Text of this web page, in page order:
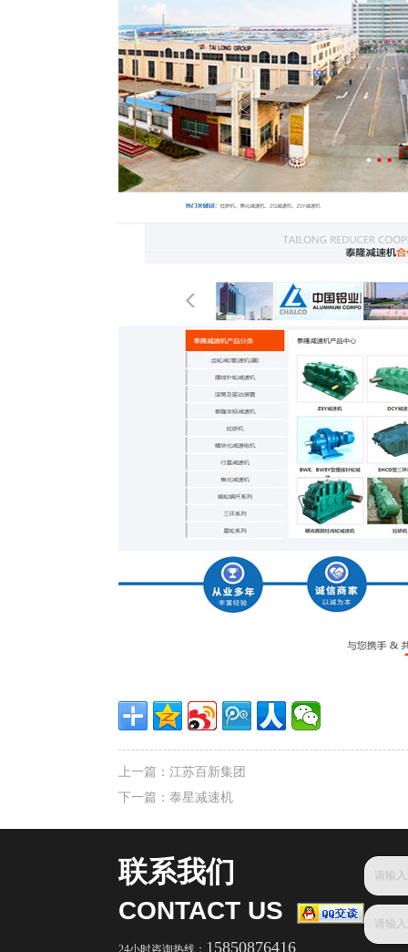
上一篇： 江苏百新集团
下一篇： 泰星减速机
联系我们
CONTACT US
24小时咨询热线： 15850876416